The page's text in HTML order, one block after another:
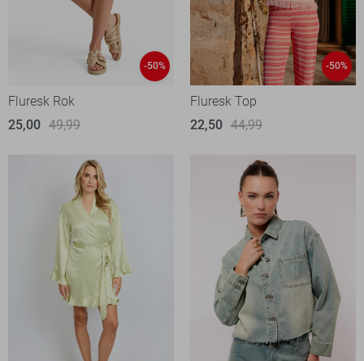
-50%
Fluresk Rok
25,00 49,99
-50%
Fluresk Top
22,50 44,99